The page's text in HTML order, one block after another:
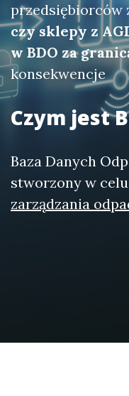
przedsiębiorców
czy sklepy z
w BDO za
konsekwencje
Czym jest
Baza Danych
stworzony w celu
zarządzania